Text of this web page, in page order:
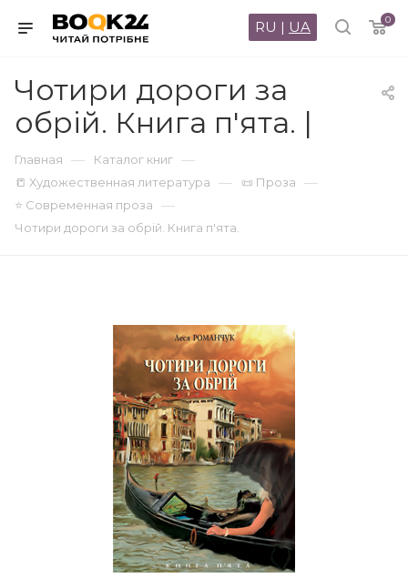
0
RU | UA
Чотири дороги за
обрій. Книга п'ята. |
Главная — Каталог книг —
📒 Художественная литература — 📜 Проза —
⭐ Современная проза —
Чотири дороги за обрій. Книга п'ята.